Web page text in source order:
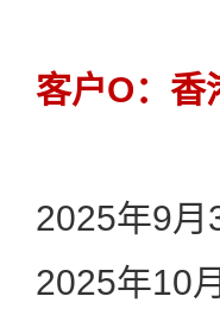
客户O：香
2025年9月
2025年10